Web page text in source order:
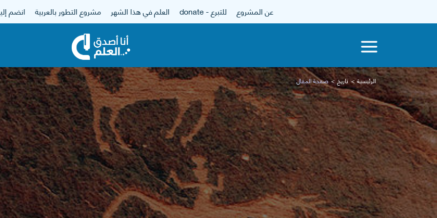
عن المشروع للتبرع - donate العلم في هذا الشهر مشروع التطور بالعربية انضم
الرئيسية تاريخ صفحة المقال